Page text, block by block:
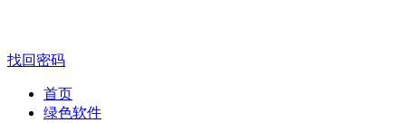
找回密码
首页
绿色软件